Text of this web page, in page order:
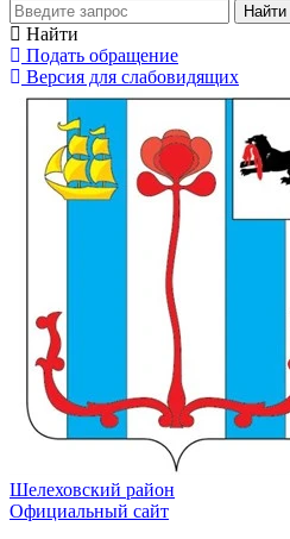
Найти
Найти
Подать обращение
Версия для слабовидящих
Шелеховский район
Официальный сайт